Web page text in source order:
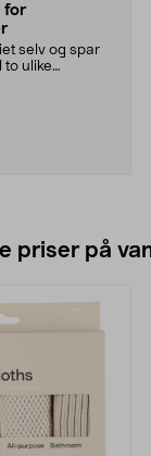
for
selv og spar
to ulike
priser på